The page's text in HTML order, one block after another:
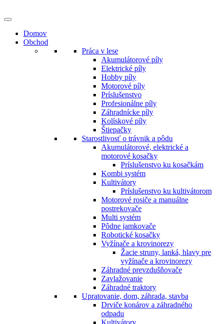
na
Domov
Obchod
Práca v lese
Akumulátorové píly
Elektrické píly
Hobby píly
Motorové píly
Príslušenstvo
Profesionálne píly
Záhradnícke píly
Kolískové píly
Štiepačky
Starostlivosť o trávnik a pôdu
Akumulátorové, elektrické a
motorové kosačky
Príslušenstvo ku kosačkám
Kombi systém
Kultivátory
Príslušenstvo ku kultivátorom
Motorové rosiče a manuálne
postrekovače
Multi systém
Pôdne jamkovače
Robotické kosačky
Vyžínače a krovinorezy
Žacie struny, lanká, hlavy pre
vyžínače a krovinorezy
Záhradné prevzdušňovače
Zavlažovanie
Záhradné traktory
Upratovanie, dom, záhrada, stavba
Drviče konárov a záhradného
odpadu
Kultivátory